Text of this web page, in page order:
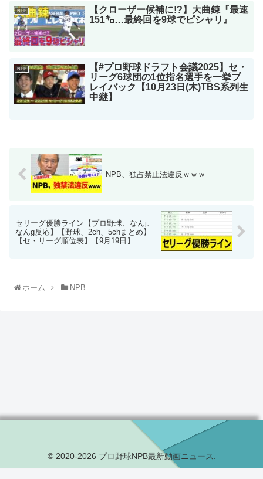
NPB
【クローザー候補に!?】大曲錬『最速
151㌔…最終回を9球でピシャリ』
NPB
【#プロ野球ドラフト会議2025】セ・
リーグ6球団の1位指名選手を一挙プ
レイバック【10月23日(木)TBS系列生
中継】
NPB、独占禁止法違反ｗｗｗ
セリーグ優勝ライン【プロ野球、なんj、
なんg反応】【野球、2ch、5chまとめ】
【セ・リーグ順位表】【9月19日】
ホーム NPB
© 2020-2026 プロ野球NPB最新動画ニュース.